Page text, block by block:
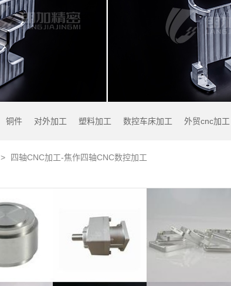
铜件 对外加工 塑料加工 数控车床加工 外贸cnc加工
> 四轴CNC加工-焦作四轴CNC数控加工